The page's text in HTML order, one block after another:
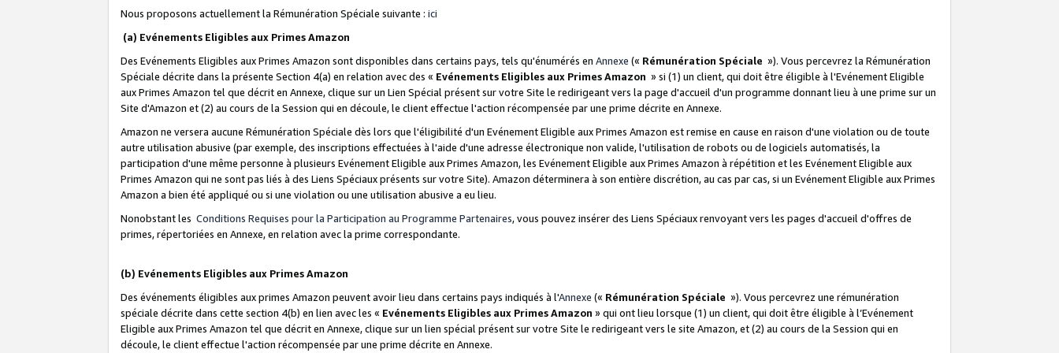
Nous proposons actuellement la Rémunération Spéciale suivante : ici
(a) Evénements Eligibles aux Primes Amazon
Des Evénements Eligibles aux Primes Amazon sont disponibles dans certains pays, tels qu'énumérés en Annexe (« Rémunération Spéciale »). Vous percevrez la Rémunération
Spéciale décrite dans la présente Section 4(a) en relation avec des « Evénements Eligibles aux Primes Amazon » si (1) un client, qui doit être éligible à l'Evénement Eligible
aux Primes Amazon tel que décrit en Annexe, clique sur un Lien Spécial présent sur votre Site le redirigeant vers la page d'accueil d'un programme donnant lieu à une prime sur un
Site d'Amazon et (2) au cours de la Session qui en découle, le client effectue l'action récompensée par une prime décrite en Annexe.
Amazon ne versera aucune Rémunération Spéciale dès lors que l'éligibilité d'un Evénement Eligible aux Primes Amazon est remise en cause en raison d'une violation ou de toute
autre utilisation abusive (par exemple, des inscriptions effectuées à l'aide d'une adresse électronique non valide, l'utilisation de robots ou de logiciels automatisés, la
participation d'une même personne à plusieurs Evénement Eligible aux Primes Amazon, les Evénement Eligible aux Primes Amazon à répétition et les Evénement Eligible aux
Primes Amazon qui ne sont pas liés à des Liens Spéciaux présents sur votre Site). Amazon déterminera à son entière discrétion, au cas par cas, si un Evénement Eligible aux Primes
Amazon a bien été appliqué ou si une violation ou une utilisation abusive a eu lieu.
Nonobstant les Conditions Requises pour la Participation au Programme Partenaires, vous pouvez insérer des Liens Spéciaux renvoyant vers les pages d'accueil d'offres de
primes, répertoriées en Annexe, en relation avec la prime correspondante.
(b) Evénements Eligibles aux Primes Amazon
Des événements éligibles aux primes Amazon peuvent avoir lieu dans certains pays indiqués à l'Annexe (« Rémunération Spéciale »). Vous percevrez une rémunération
spéciale décrite dans cette section 4(b) en lien avec les « Evénements Eligibles aux Primes Amazon » qui ont lieu lorsque (1) un client, qui doit être éligible à l’Evénement
Eligible aux Primes Amazon tel que décrit en Annexe, clique sur un lien spécial présent sur votre Site le redirigeant vers le site Amazon, et (2) au cours de la Session qui en
découle, le client effectue l'action récompensée par une prime décrite en Annexe.